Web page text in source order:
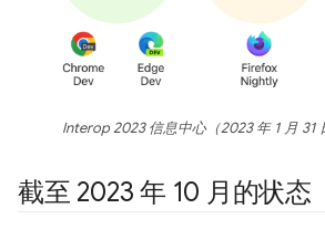
Interop 2023 信息中心（2023 年 1 月 31
截至 2023 年 10 月的状态